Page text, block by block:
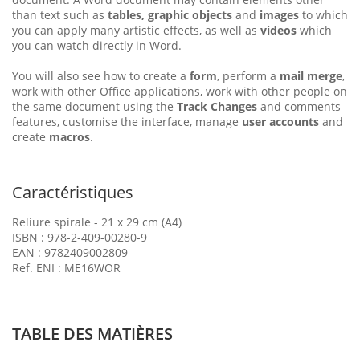
than text such as tables, graphic objects and images to which
you can apply many artistic effects, as well as videos which
you can watch directly in Word.
You will also see how to create a form, perform a mail merge,
work with other Office applications, work with other people on
the same document using the Track Changes and comments
features, customise the interface, manage user accounts and
create macros.
Caractéristiques
Reliure spirale - 21 x 29 cm (A4)
ISBN : 978-2-409-00280-9
EAN : 9782409002809
Ref. ENI : ME16WOR
TABLE DES MATIÈRES